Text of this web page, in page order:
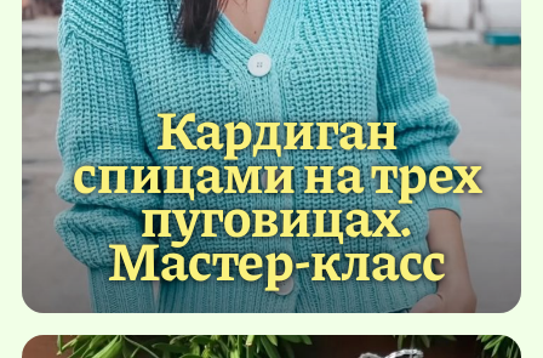
Кардиган
спицами на трех
пуговицах.
Мастер-класс